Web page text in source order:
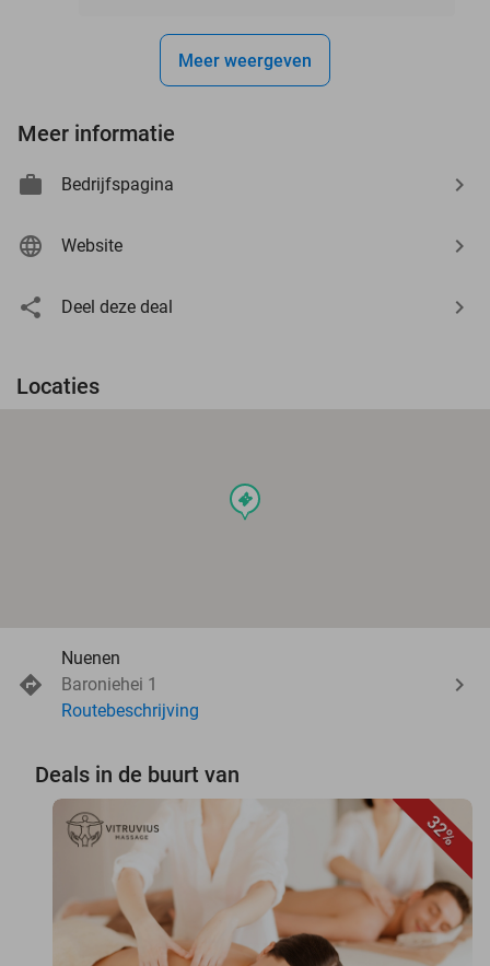
Meer weergeven
Meer informatie
Bedrijfspagina
Website
Deel deze deal
Locaties
events
Nuenen
Baroniehei 1
Routebeschrijving
Deals in de buurt van
32%